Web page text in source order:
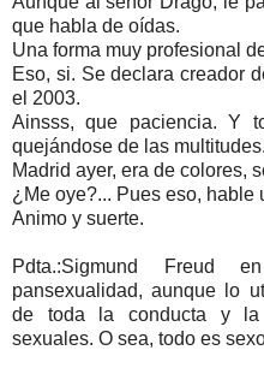
que habla de oídas.
Una forma muy profesional
Eso, si. Se declara creador
el 2003.
Ainsss, que paciencia. Y
quejándose de las multitudes.
Madrid ayer, era de colores,
¿Me oye?... Pues eso, hable
Animo y suerte.
Pdta.:Sigmund Freud
pansexualidad, aunque lo
de toda la conducta y la
sexuales. O sea, todo es